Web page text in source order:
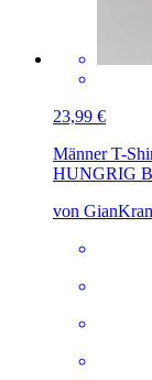
23,99 €
Männer T-
HUNGRIG
von